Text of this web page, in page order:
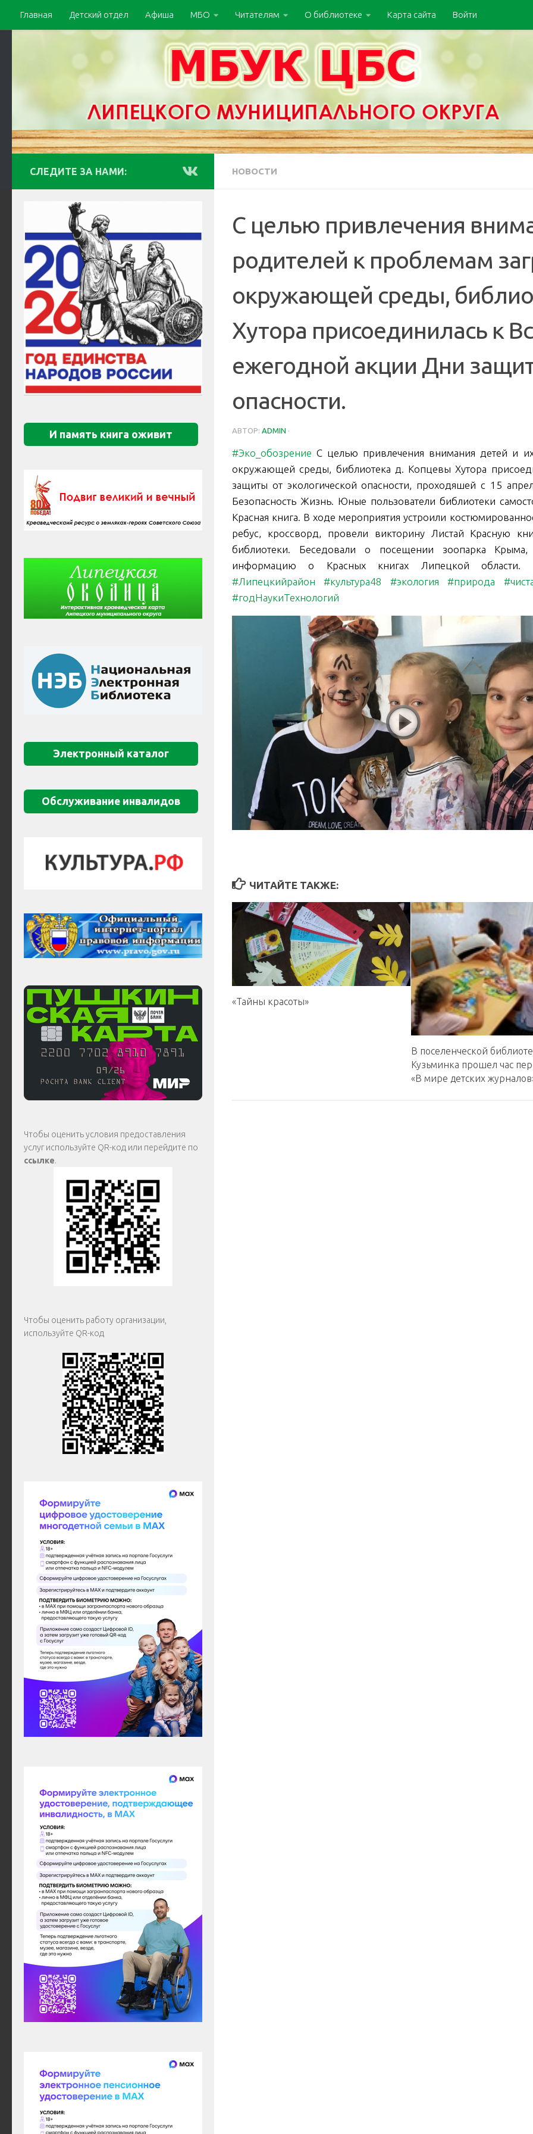
Главная Детский отдел Афиша МБО Читателям О библиотеке Карта сайта Войти
НОВОСТИ
С целью привлечения
родителей к проблемам
окружающей среды,
Хутора присоединилась к
ежегодной акции Дни
опасности.
АВТОР: ADMIN ·
#Эко_обозрение С целью привлечения внимания детей и
окружающей среды, библиотека д. Копцевы Хутора
защиты от экологической опасности, проходяшей с 15
Безопасность Жизнь. Юные пользователи библиотеки
Красная книга. В ходе мероприятия устроили
ребус, кроссворд, провели викторину Листай Красную
библиотеки. Беседовали о посещении зоопарка
информацию о Красных книгах Липецкой области.
#Липецкийрайон
#культура48 #экология #природа
#годНаукиТехнологий
ЧИТАЙТЕ ТАКЖЕ:
«Тайны красоты»
В поселенческой
Кузьминка прошел час
«В мире детских
СЛЕДИТЕ ЗА НАМИ:
И память книга оживит
Электронный каталог
Обслуживание инвалидов
Чтобы оценить условия предоставления
услуг используйте QR-код или перейдите по
ссылке.
Чтобы оценить работу организации,
используйте QR-код